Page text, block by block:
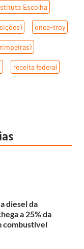
Escolha
onça-troy
receita federal
diesel da
a 25% da
combustível